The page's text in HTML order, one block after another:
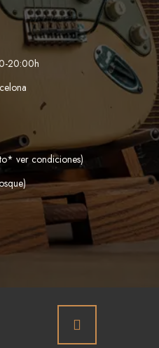
20:00h
ver condiciones)